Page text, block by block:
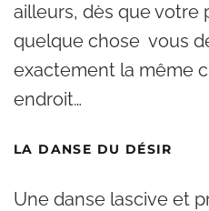
ailleurs, dès que votre
quelque chose vous
exactement la même
endroit…
LA DANSE DU DÉSIR
Une danse lascive et